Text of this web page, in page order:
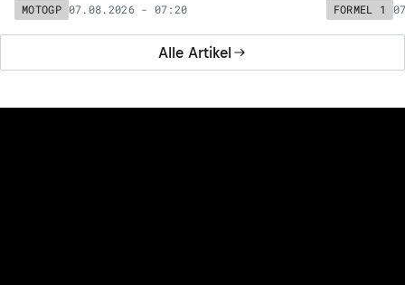
Alle Artikel
MOTOGP 07.08.2026 - 07:20 FORMEL 1